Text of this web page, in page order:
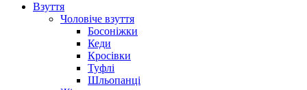
Взуття
Чоловіче взуття
Босоніжки
Кеди
Кросівки
Туфлі
Шльопанці